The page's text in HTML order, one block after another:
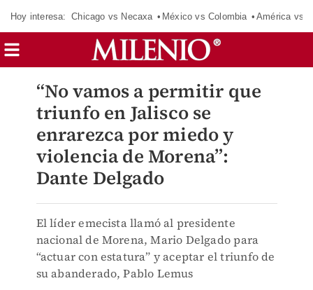
Hoy interesa: Chicago vs Necaxa México vs Colombia América vs
“No vamos a permitir que
triunfo en Jalisco se
enrarezca por miedo y
violencia de Morena”:
Dante Delgado
El líder emecista llamó al presidente
nacional de Morena, Mario Delgado para
“actuar con estatura” y aceptar el triunfo de
su abanderado, Pablo Lemus